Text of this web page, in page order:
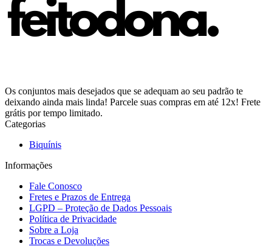
Os conjuntos mais desejados que se adequam ao seu padrão te
deixando ainda mais linda! Parcele suas compras em até 12x! Frete
grátis por tempo limitado.
Categorias
Biquínis
Informações
Fale Conosco
Fretes e Prazos de Entrega
LGPD – Proteção de Dados Pessoais
Política de Privacidade
Sobre a Loja
Trocas e Devoluções